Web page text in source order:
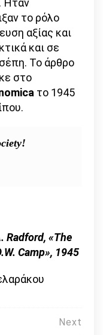
Ήταν
το ρόλο
αξίας και
και σε
Το άρθρο
στο
το 1945
Radford, «The
Camp», 1945
Next